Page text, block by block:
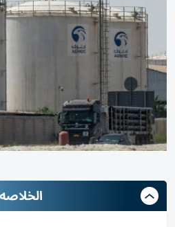
الخلاصه